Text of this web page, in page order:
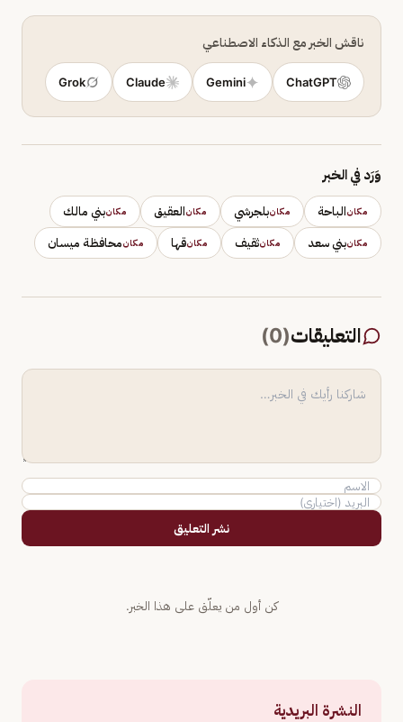
ناقش الخبر مع الذكاء الاصطناعي
ChatGPT
Gemini
Claude
Grok
وَرَد في الخبر
مكانالباحة مكانبلجرشي مكانالعقيق مكانبني مالك
مكانبني سعد مكانثقيف مكانقها مكانمحافظة ميسان
التعليقات(
0
)
نشر التعليق
كن أول من يعلّق على هذا الخبر.
النشرة البريدية